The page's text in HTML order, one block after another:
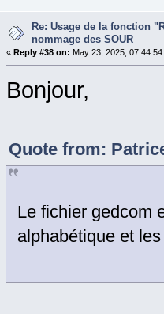
Re: Usage de la fonction
nommage des SOUR
« Reply #38 on: May 23, 2025, 07:44:54
Bonjour,
Quote from:
Le fichier gedcom
alphabétique et